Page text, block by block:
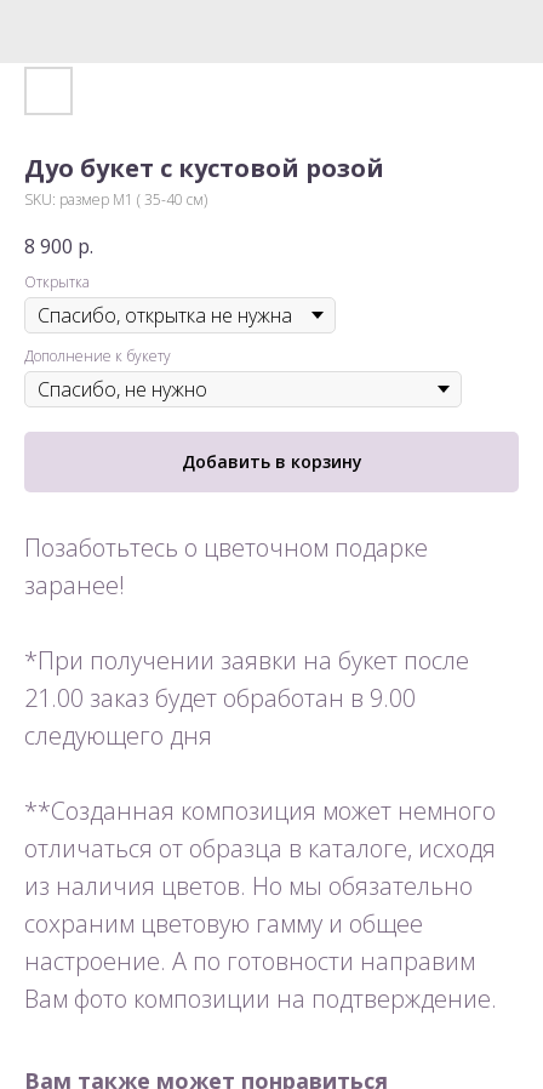
Дуо букет с кустовой розой
SKU: размер М1 ( 35-40 см)
8 900 р.
Открытка
Дополнение к букету
Добавить в корзину
Позаботьтесь о цветочном подарке
заранее!
*При получении заявки на букет после
21.00 заказ будет обработан в 9.00
следующего дня
**Созданная композиция может немного
отличаться от образца в каталоге, исходя
из наличия цветов. Но мы обязательно
сохраним цветовую гамму и общее
настроение. А по готовности направим
Вам фото композиции на подтверждение.
Вам также может понравиться